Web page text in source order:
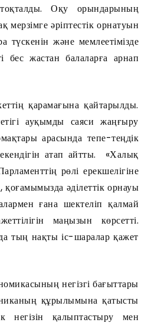
тоқталды. Оқу орындарының
әріптестік орнатуын
түскенін және мемлеетімізде
бес жастан балаларға арнап
қарамағына қайтарылды.
ауқымды саяси жаңғыру
арасында тепе-теңдік
атап айтты. «Халық
рөлі ерекшелігіне
әділеттік орнауы
ғана шектеліп қалмай
маңызын көрсетті.
тың нақты іс-шаралар қажет
негізгі бағыттары
құрылымына қатысты
негізін қалыптастыру мен